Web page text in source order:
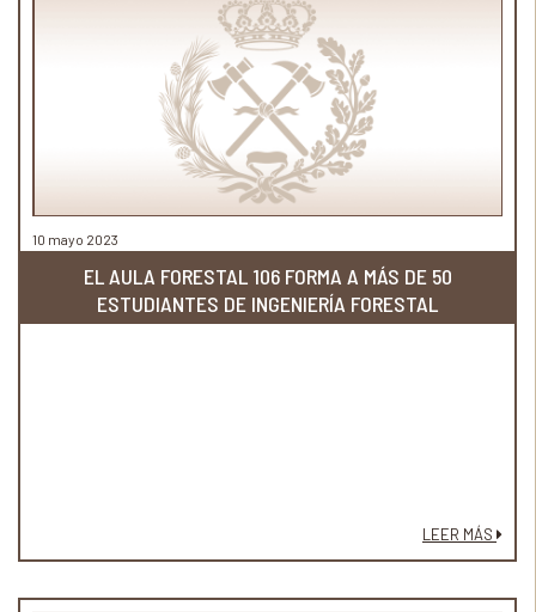
10 mayo 2023
EL AULA FORESTAL 106 FORMA A MÁS DE 50
ESTUDIANTES DE INGENIERÍA FORESTAL
LEER MÁS